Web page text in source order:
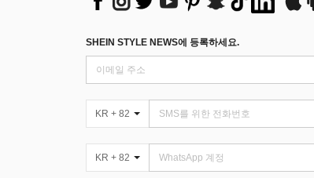
SHEIN STYLE NEWS에 등록하세요.
KR + 82
KR + 82